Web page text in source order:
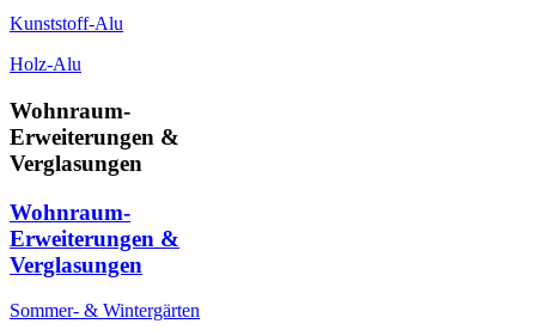
Kunststoff-Alu
Holz-Alu
Wohnraum-
Erweiterungen &
Verglasungen
Wohnraum-
Erweiterungen &
Verglasungen
Sommer- & Wintergärten